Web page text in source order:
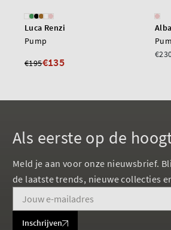
Luca Renzi
Pump
€195€135
Als eerste op de
Meld je aan voor onze nieuwsbrief.
de laatste trends, nieuwe collecties
Inschrijven